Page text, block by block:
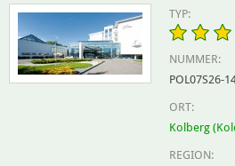
TYP:
NUMMER:
POL07S26-
ORT:
Kolberg
REGION: